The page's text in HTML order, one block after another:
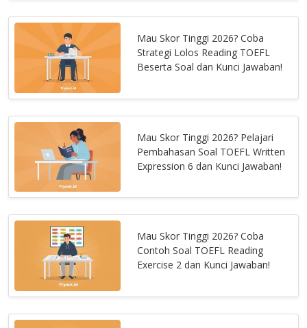
Mau Skor Tinggi 2026? Coba
Strategi Lolos Reading TOEFL
Beserta Soal dan Kunci Jawaban!
Mau Skor Tinggi 2026? Pelajari
Pembahasan Soal TOEFL Written
Expression 6 dan Kunci Jawaban!
Mau Skor Tinggi 2026? Coba
Contoh Soal TOEFL Reading
Exercise 2 dan Kunci Jawaban!